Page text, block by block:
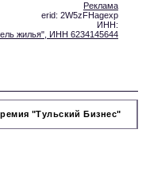
Реклама
erid: 2W5zFHagexp
ИНН:
жилья", ИНН 6234145644
"Тульский Бизнес"